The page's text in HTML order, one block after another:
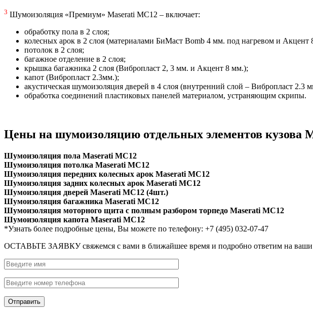
3 Шумоизоляция «Премиум» Maserati MC12 – включает:
обработку пола в 2 слоя;
колесных арок в 2 слоя (материалами БиМаст Bomb 4 мм. под нагревом и Акцент
потолок в 2 слоя;
багажное отделение в 2 слоя;
крышка багажника 2 слоя (Вибропласт 2, 3 мм. и Акцент 8 мм.);
капот (Вибропласт 2.3мм.);
акустическая шумоизоляция дверей в 4 слоя (внутренний слой – Вибропласт
обработка соединений пластиковых панелей материалом, устраняющим скрипы.
Цены на шумоизоляцию отдельных элементов кузова
Шумоизоляция пола Maserati MC12
Шумоизоляция потолка Maserati MC12
Шумоизоляция передних колесных арок Maserati MC12
Шумоизоляция задних колесных арок Maserati MC12
Шумоизоляция дверей Maserati MC12 (4шт.)
Шумоизоляция багажника Maserati MC12
Шумоизоляция моторного щита с полным разбором торпедо Maserati MC12
Шумоизоляция капота Maserati MC12
*Узнать более подробные цены, Вы можете по телефону: +7 (495) 032-07-47
ОСТАВЬТЕ ЗАЯВКУсвяжемся с вами в ближайшее время и подробно ответим на